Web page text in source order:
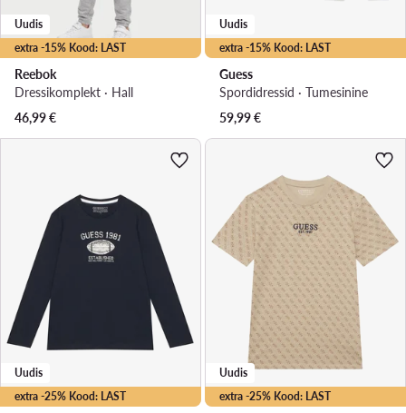
extra -15% Kood: LAST
Uudis
Reebok
Dressikomplekt · Hall
46,99€
extra -15% Kood: LAST
Uudis
Guess
Spordidressid · Tumesinine
59,99€
extra -25% Kood: LAST
Uudis
extra -25% Kood: LAST
Uudis